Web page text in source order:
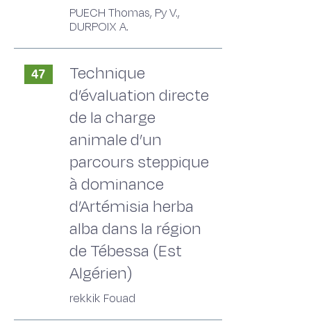
PUECH Thomas, Py V.,
DURPOIX A.
47
Technique
d’évaluation directe
de la charge
animale d’un
parcours steppique
à dominance
d’Artémisia herba
alba dans la région
de Tébessa (Est
Algérien)
rekkik Fouad